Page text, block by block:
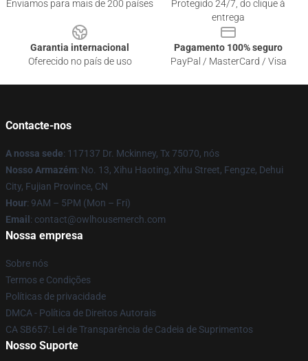
Enviamos para mais de 200 países
Protegido 24/7, do clique à
entrega
Garantia internacional
Oferecido no país de uso
Pagamento 100% seguro
PayPal / MasterCard / Visa
Contacte-nos
A nossa sede: 117137 Dr. Mckinney, Tx 75070, nós
Nosso Armazém: No. 13, Xihu Haoting, Xihu Street, Fengze, Dehui
City, Fujian Province, CN
Hour: 9AM – 5PM (Mon – Fri)
Email : contact@owlhousemerch.com
Nossa empresa
Sobre nós
Termos e Condições
Políticas de privacidade
DMCA - Política de Direitos Autorais
CA SB657: Lei de Transparência de Cadeia de Suprimentos
Nosso Suporte